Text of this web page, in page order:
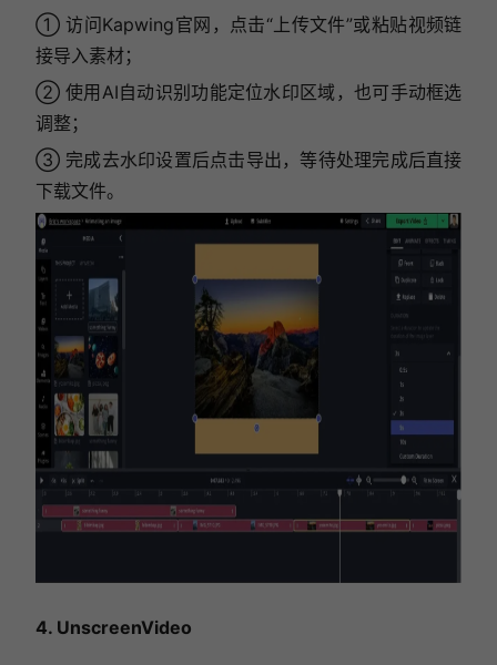
① 访问Kapwing官网，点击“上传文件”或粘贴视频链
接导入素材；
② 使用AI自动识别功能定位水印区域，也可手动框选
调整；
③ 完成去水印设置后点击导出，等待处理完成后直接
下载文件。
4. UnscreenVideo